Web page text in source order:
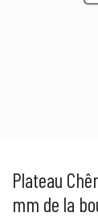
Plateau
mm de la